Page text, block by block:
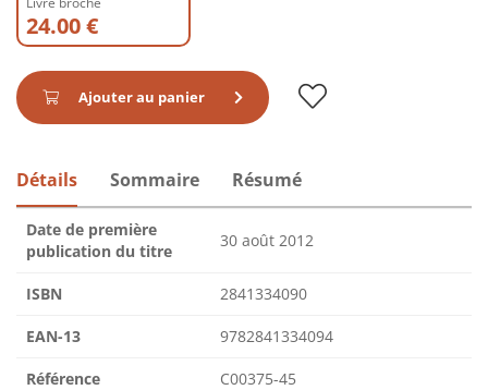
24.00 €
Ajouter au panier
Détails Sommaire Résumé
Date de première
publication du titre
30 août 2012
ISBN 2841334090
EAN-13 9782841334094
Référence C00375-45